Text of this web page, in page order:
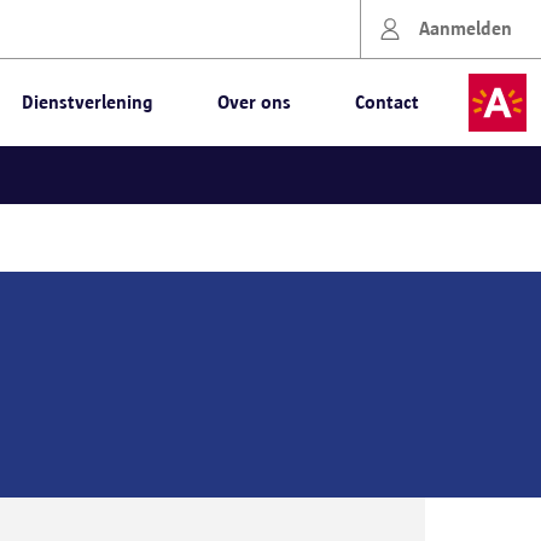
Aanmelden
Dienstverlening Over ons Contact